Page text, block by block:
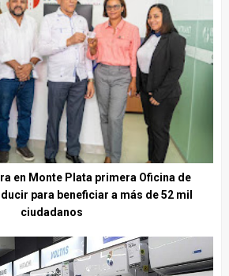
en Monte Plata primera Oficina de
para beneficiar a más de 52 mil
ciudadanos